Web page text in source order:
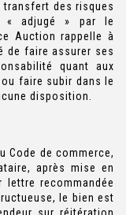
transfert des risques
« adjugé » par le
Auction rappelle à
de faire assurer ses
quant aux
faire subir dans le
disposition.
Code de commerce,
après mise en
lettre recommandée
le bien est